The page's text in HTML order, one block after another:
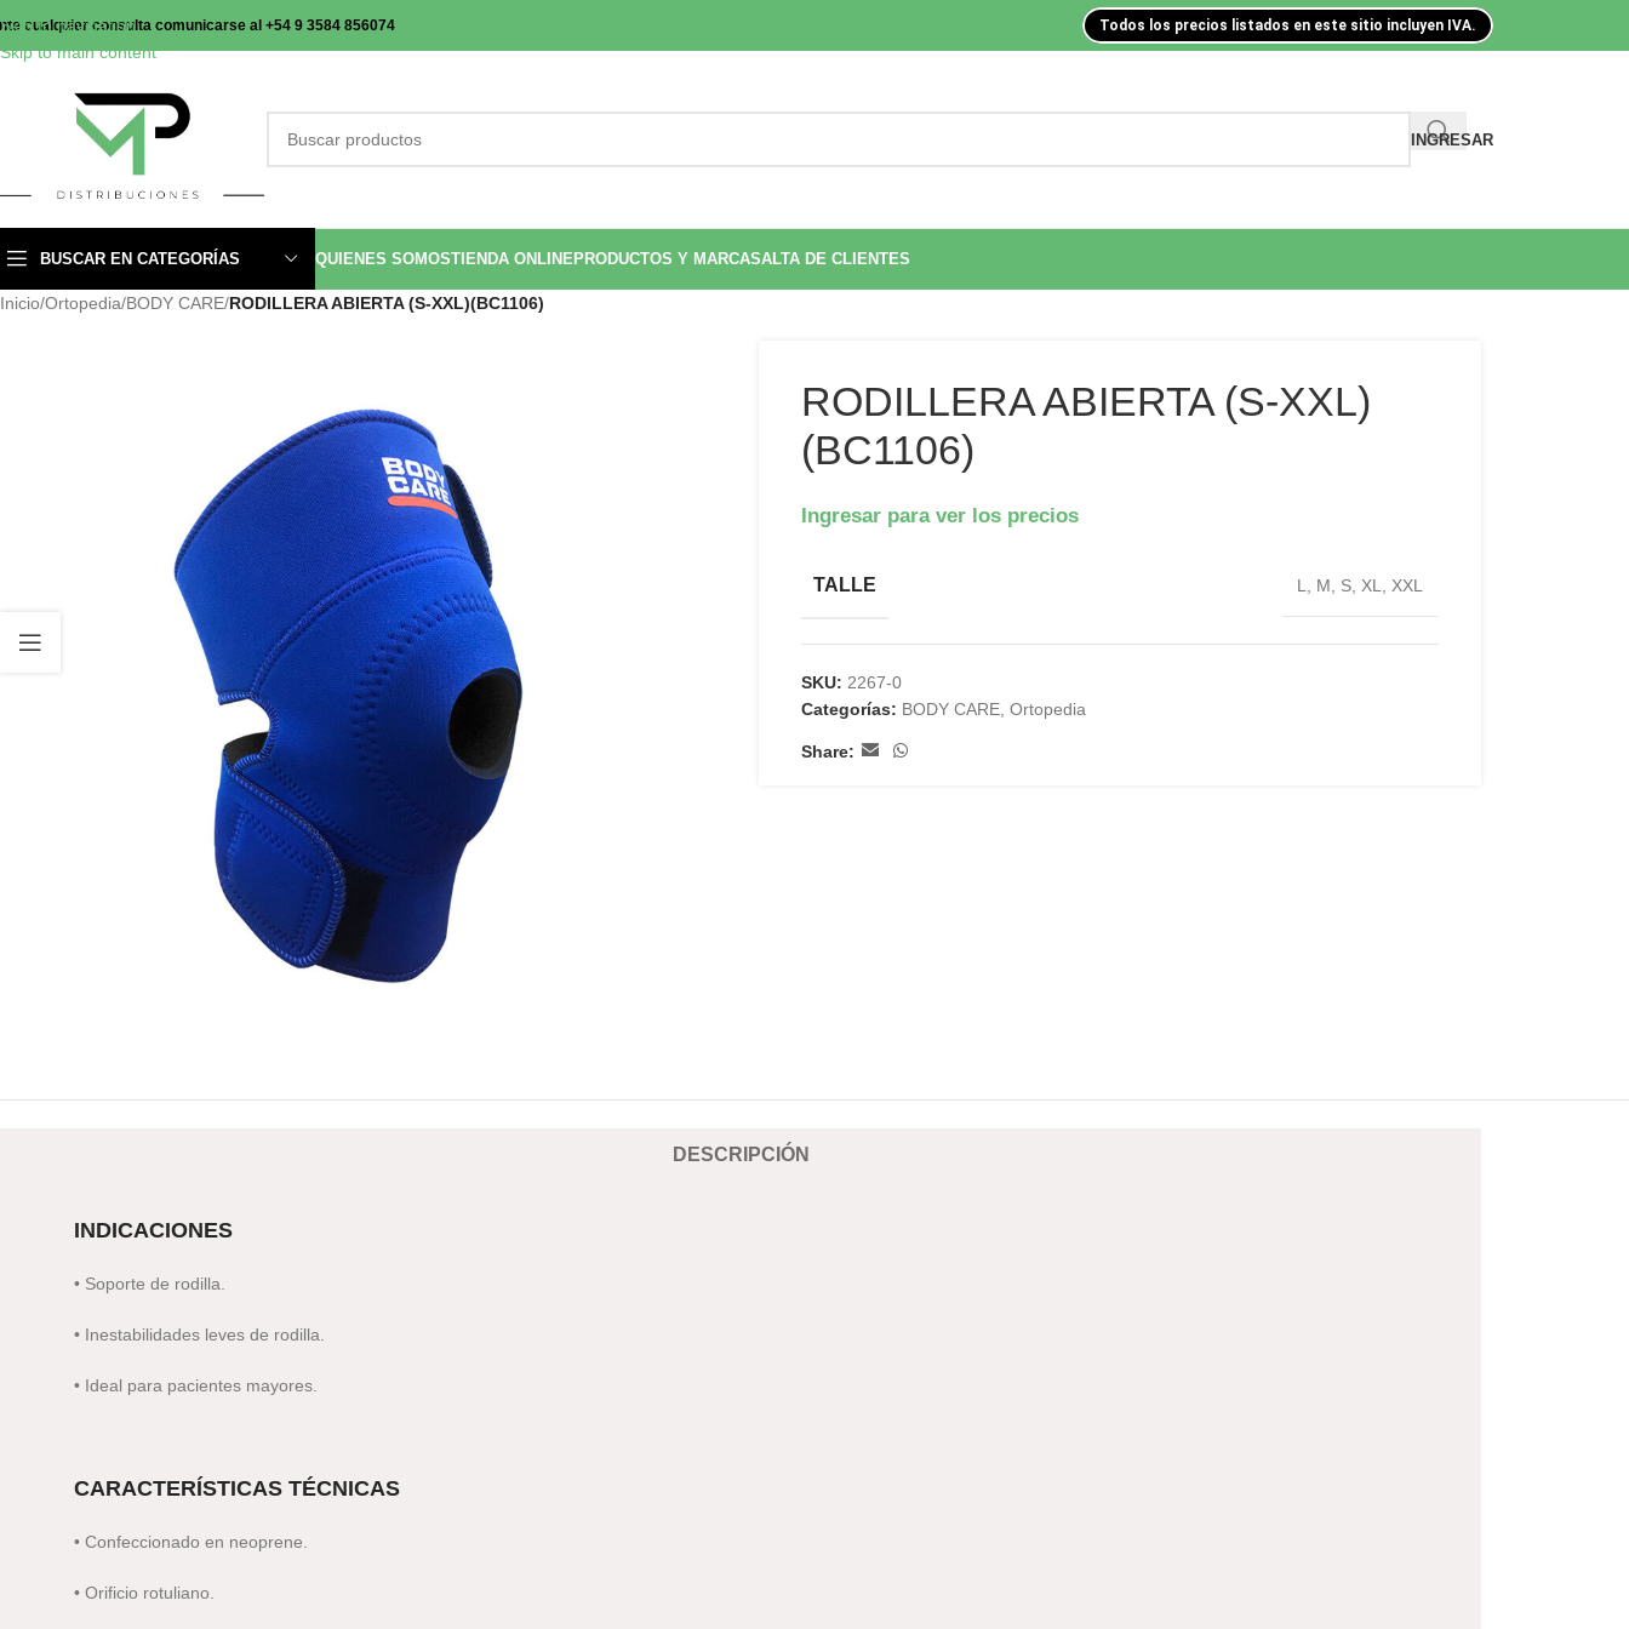
Skip to navigation
Skip to main content
cualquier consulta comunicarse al +54 9 3584 856074 Todos los precios listados en este sitio incluyen IVA.
INGRESAR
BUSCAR EN CATEGORÍAS QUIENES SOMOSTIENDA ONLINEPRODUCTOS Y MARCASALTA DE CLIENTES
Inicio/Ortopedia/BODY CARE/RODILLERA ABIERTA (S-XXL)(BC1106)
RODILLERA ABIERTA (S-XXL)
(BC1106)
Ingresar para ver los precios
TALLE L M S, XL XXL
SKU: 2267-0
Categorías: BODY CARE, Ortopedia
Share:
DESCRIPCIÓN
INDICACIONES
• Soporte de rodilla.
• Inestabilidades leves de rodilla.
• Ideal para pacientes mayores.
CARACTERÍSTICAS TÉCNICAS
• Confeccionado en neoprene.
• Orificio rotuliano.